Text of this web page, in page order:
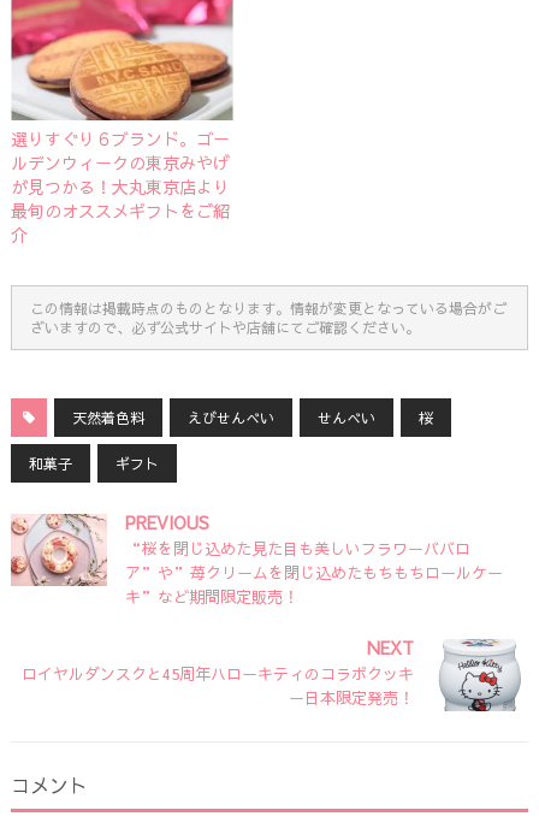
選りすぐり６ブランド。ゴー
ルデンウィークの東京みやげ
が見つかる！大丸東京店より
最旬のオススメギフトをご紹
介
この情報は掲載時点のものとなります。情報が変更となっている場合がご
ざいますので、必ず公式サイトや店舗にてご確認ください。
天然着色料 えびせんべい せんべい 桜
和菓子 ギフト
PREVIOUS
“桜を閉じ込めた見た目も美しいフラワーババロ
ア”や”苺クリームを閉じ込めたもちもちロールケー
キ”など期間限定販売！
NEXT
ロイヤルダンスクと45周年ハローキティのコラボクッキ
ー日本限定発売！
コメント